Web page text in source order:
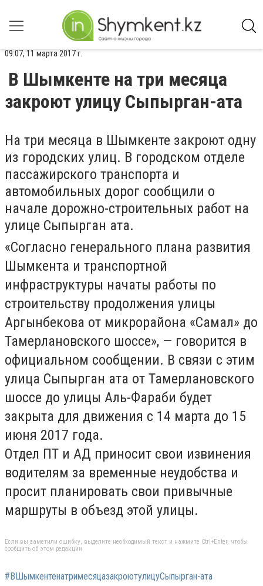
09:07, 11 марта 2017 г.
В Шымкенте на три месяца
закроют улицу Сыпырган-ата
На три месяца в Шымкенте закроют одну
из городских улиц. В городском отделе
пассажирского транспорта и
автомобильных дорог сообщили о
начале дорожно-строительных работ на
улице Сыпырган ата.
«Согласно генерального плана развития
Шымкента и транспортной
инфраструктуры начаты работы по
строительству продолжения улицы
Аргынбекова от микрорайона «Самал» до
Тамерлановского шоссе», — говорится в
официальном сообщении. В связи с этим
улица Сыпырган ата от Тамерлановского
шоссе до улицы Аль-Фараби будет
закрыта для движения с 14 марта до 15
июня 2017 года.
Отдел ПТ и АД приносит свои извинения
водителям за временные неудобства и
просит планировать свои привычные
маршруты в объезд этой улицы.
Если вы заметили ошибку, выделите необходимый текст и нажмите Ctrl+Enter, чтобы
сообщить об этом редакции
#ВШымкентенатримесяцазакроютулицуСыпырган-ата